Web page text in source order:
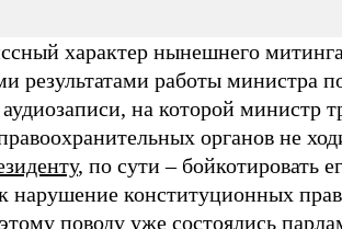
характер нынешнего
результатами работы министра
на которой министр
органов не
, по сути – бойкотировать
нарушение конституционных
поводу уже состоялись